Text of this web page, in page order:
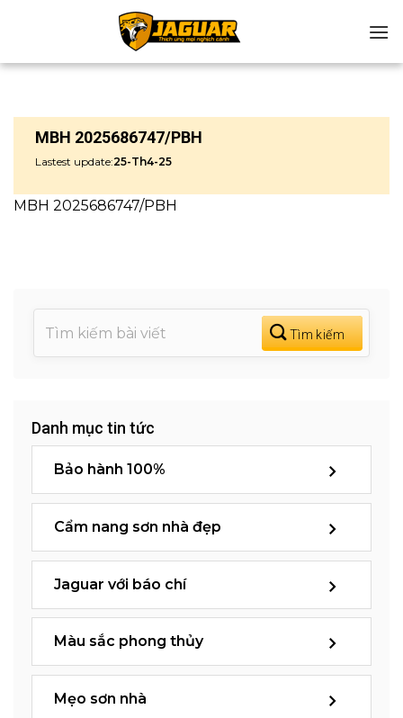
MBH 2025686747/PBH
Lastest update:25-Th4-25
MBH 2025686747/PBH
Danh mục tin tức
Bảo hành 100%
Cẩm nang sơn nhà đẹp
Jaguar với báo chí
Màu sắc phong thủy
Mẹo sơn nhà